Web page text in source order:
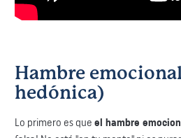
Hambre
hedónica)
Lo primero es que el hambre